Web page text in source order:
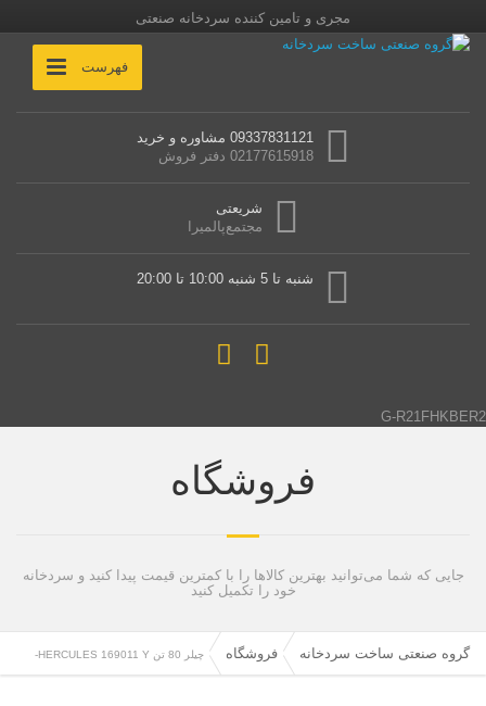
مجری و تامین کننده سردخانه صنعتی
فهرست
09337831121 مشاوره و خرید
02177615918 دفتر فروش
شریعتی
مجتمع‌پالمیرا
شنبه تا 5 شنبه 10:00 تا 20:00
G-R21FHKBER2
فروشگاه
جایی که شما می‌توانید بهترین کالاها را با کمترین قیمت پیدا کنید و سردخانه
خود را تکمیل کنید
گروه صنعتی ساخت سردخانه فروشگاه چیلر 80 تن HERCULES 169011 Y-